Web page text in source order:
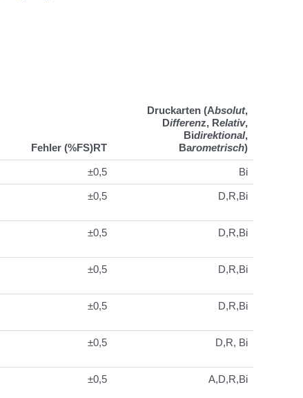
Fehler (%FS)RT
Druckarten (Absolut,
Differenz, Relativ,
Bidirektional,
Barometrisch)
±0,5 Bi
±0,5 D,R,Bi
±0,5 D,R,Bi
±0,5 D,R,Bi
±0,5 D,R,Bi
±0,5 D,R, Bi
±0,5 A,D,R,Bi